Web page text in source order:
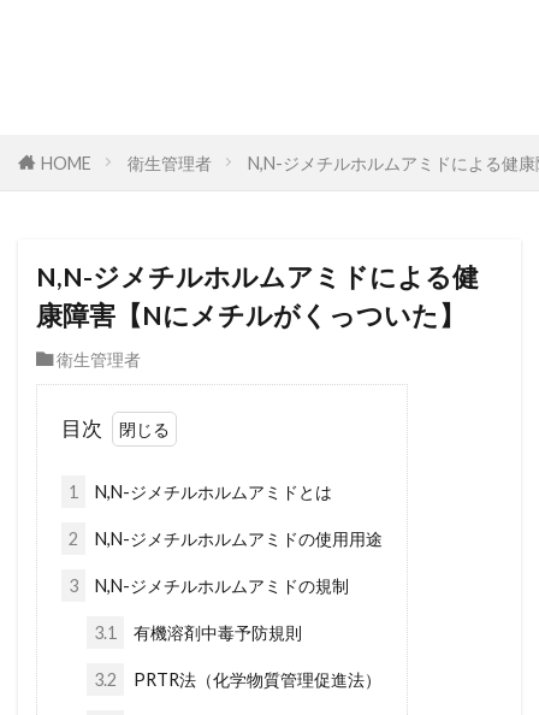
HOME 衛生管理者 N,N-ジメチルホルムアミドによる健
N,N-ジメチルホルムアミドによる健
康障害【Nにメチルがくっついた】
衛生管理者
目次
1 N,N-ジメチルホルムアミドとは
2 N,N-ジメチルホルムアミドの使用用途
3 N,N-ジメチルホルムアミドの規制
3.1 有機溶剤中毒予防規則
3.2 PRTR法（化学物質管理促進法）